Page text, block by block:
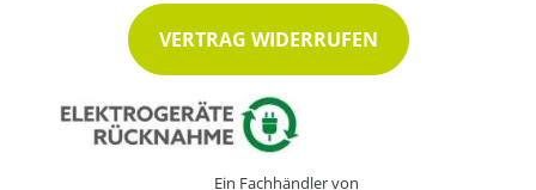
VERTRAG WIDERRUFEN
Ein Fachhändler von